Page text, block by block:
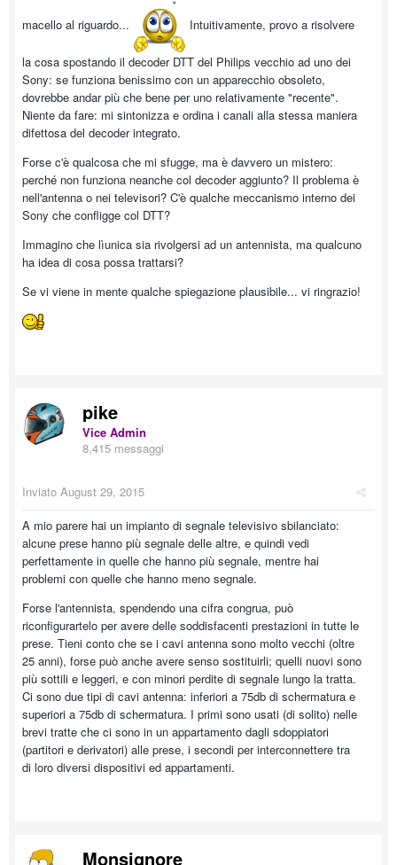
macello al riguardo... Intuitivamente, provo a risolvere
la cosa spostando il decoder DTT del Philips vecchio ad uno dei
Sony: se funziona benissimo con un apparecchio obsoleto,
dovrebbe andar più che bene per uno relativamente "recente".
Niente da fare: mi sintonizza e ordina i canali alla stessa maniera
difettosa del decoder integrato.
Forse c'è qualcosa che mi sfugge, ma è davvero un mistero:
perché non funziona neanche col decoder aggiunto? Il problema è
nell'antenna o nei televisori? C'è qualche meccanismo interno dei
Sony che confligge col DTT?
Immagino che lìunica sia rivolgersi ad un antennista, ma qualcuno
ha idea di cosa possa trattarsi?
Se vi viene in mente qualche spiegazione plausibile... vi ringrazio!
pike
Vice Admin
8,415 messaggi
Inviato August 29, 2015
A mio parere hai un impianto di segnale televisivo sbilanciato:
alcune prese hanno più segnale delle altre, e quindi vedi
perfettamente in quelle che hanno più segnale, mentre hai
problemi con quelle che hanno meno segnale.
Forse l'antennista, spendendo una cifra congrua, può
riconfigurartelo per avere delle soddisfacenti prestazioni in tutte le
prese. Tieni conto che se i cavi antenna sono molto vecchi (oltre
25 anni), forse può anche avere senso sostituirli; quelli nuovi sono
più sottili e leggeri, e con minori perdite di segnale lungo la tratta.
Ci sono due tipi di cavi antenna: inferiori a 75db di schermatura e
superiori a 75db di schermatura. I primi sono usati (di solito) nelle
brevi tratte che ci sono in un appartamento dagli sdoppiatori
(partitori e derivatori) alle prese, i secondi per interconnettere tra
di loro diversi dispositivi ed appartamenti.
Monsignore